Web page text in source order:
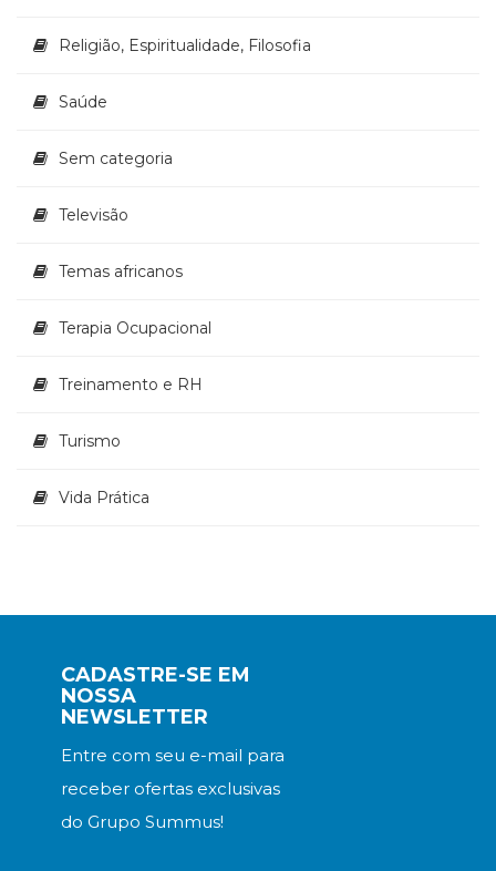
Religião, Espiritualidade, Filosofia
Saúde
Sem categoria
Televisão
Temas africanos
Terapia Ocupacional
Treinamento e RH
Turismo
Vida Prática
CADASTRE-SE EM
NOSSA
NEWSLETTER
Entre com seu e-mail para
receber ofertas exclusivas
do Grupo Summus!